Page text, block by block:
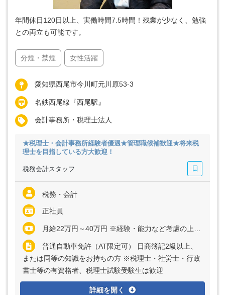
年間休日120日以上、実働時間7.5時間！残業が少なく、勉強
との両立も可能です。
分煙・禁煙 女性活躍
愛知県西尾市今川町元川原53-3
名鉄西尾線『西尾駅』
会計事務所・税理士法人
★税理士・会計事務所経験者優遇★管理職候補歓迎★将来税
理士を目指している方大歓迎！
税務会計スタッフ
税務・会計
正社員
月給22万円～40万円 ※経験・能力など考慮の上、決定いたします ※残業代は全額支給
普通自動車免許（AT限定可） 日商簿記2級以上、
または同等の知識をお持ちの方 ※税理士・社労士・行政
書士等の有資格者、税理士試験受験生は歓迎
詳細を開く